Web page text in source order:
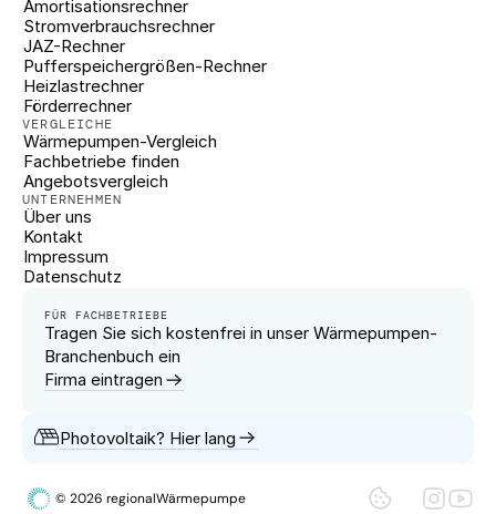
Amortisationsrechner
Stromverbrauchsrechner
JAZ-Rechner
Pufferspeichergrößen-Rechner
Heizlastrechner
Förderrechner
VERGLEICHE
Wärmepumpen-Vergleich
Fachbetriebe finden
Angebotsvergleich
UNTERNEHMEN
Über uns
Kontakt
Impressum
Datenschutz
FÜR FACHBETRIEBE
Tragen Sie sich kostenfrei in unser Wärmepumpen-
Branchenbuch ein
Firma eintragen
Photovoltaik? Hier lang
© 2026 regionalWärmepumpe